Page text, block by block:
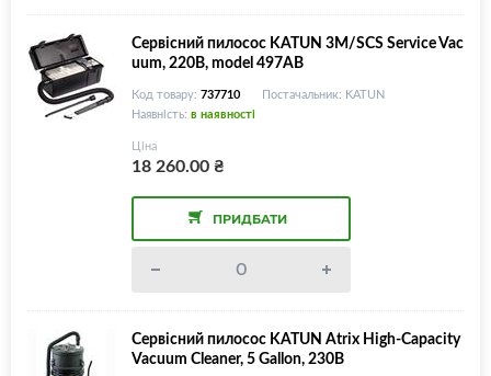
Сервісний пилосос KATUN 3M/SCS Service Vac
uum, 220В, model 497AB
Код товару: 737710
Постачальник: KATUN
Наявність: в наявності
Ціна
18 260.00₴
ПРИДБАТИ
Сервісний пилосос KATUN Atrix High-Capacity
Vacuum Cleaner, 5 Gallon, 230В